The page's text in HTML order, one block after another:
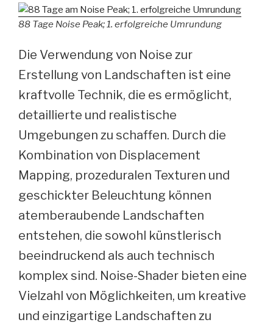
88 Tage Noise Peak; 1. erfolgreiche Umrundung
Die Verwendung von Noise zur
Erstellung von Landschaften ist eine
kraftvolle Technik, die es ermöglicht,
detaillierte und realistische
Umgebungen zu schaffen. Durch die
Kombination von Displacement
Mapping, prozeduralen Texturen und
geschickter Beleuchtung können
atemberaubende Landschaften
entstehen, die sowohl künstlerisch
beeindruckend als auch technisch
komplex sind. Noise-Shader bieten eine
Vielzahl von Möglichkeiten, um kreative
und einzigartige Landschaften zu